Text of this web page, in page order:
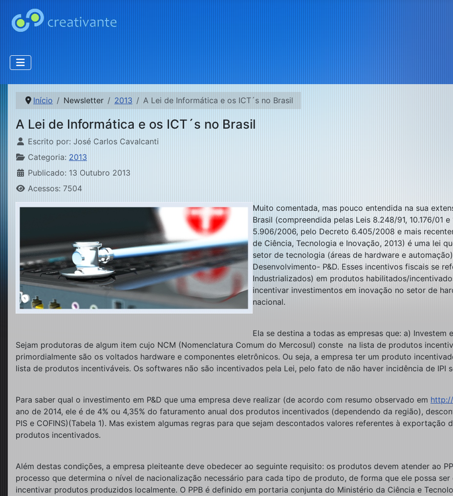
Início Newsletter 2013 A Lei de Informática e os ICT´s no Brasil
A Lei de Informática e os ICT´s no Brasil
Detalhes
Escrito por: José Carlos Cavalcanti
Categoria: 2013
Publicado: 13 Outubro 2013
Acessos: 7504
Muito comentada, mas pouco entendida na sua
Brasil (compreendida pelas Leis 8.248/91, 10.176/01
5.906/2006, pelo Decreto 6.405/2008 e mais
de Ciência, Tecnologia e Inovação, 2013) é uma lei
setor de tecnologia (áreas de hardware e
Desenvolvimento- P&D. Esses incentivos fiscais se
Industrializados) em produtos habilitados/
incentivar investimentos em inovação no setor de
nacional.
Ela se destina a todas as empresas que: a) Investem
Sejam produtoras de algum item cujo NCM (Nomenclatura Comum do Mercosul) conste na lista de produtos
primordialmente são os voltados hardware e componentes eletrônicos. Ou seja, a empresa ter um produto
lista de produtos incentiváveis. Os softwares não são incentivados pela Lei, pelo fato de não haver incidência de IPI
Para saber qual o investimento em P&D que uma empresa deve realizar (de acordo com resumo observado em
ano de 2014, ele é de 4% ou 4,35% do faturamento anual dos produtos incentivados (dependendo da região),
PIS e COFINS)(Tabela 1). Mas existem algumas regras para que sejam descontados valores referentes à
produtos incentivados.
Além destas condições, a empresa pleiteante deve obedecer ao seguinte requisito: os produtos devem atender ao
processo que determina o nível de nacionalização necessário para cada tipo de produto, de forma que ele possa ser
incentivar produtos produzidos localmente. O PPB é definido em portaria conjunta do Ministério da Ciência e